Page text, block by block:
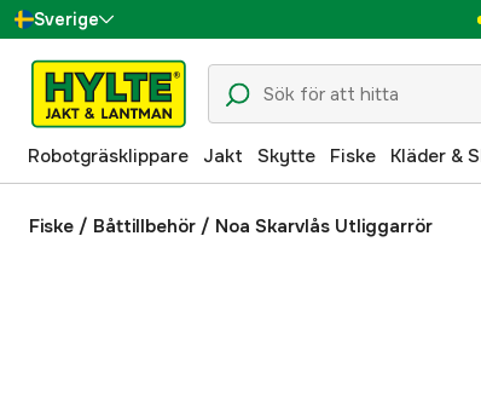
Sverige
Danmark
Suomi
Norge
Deutschland
Robotgräsklippare Jakt Skytte Fiske Kläder &
Fiske / Båttillbehör / Noa Skarvlås Utliggarrör